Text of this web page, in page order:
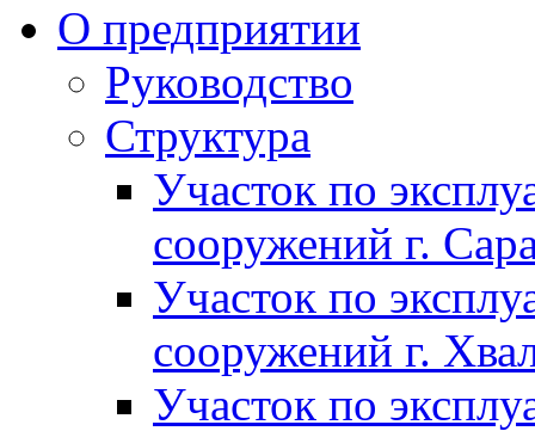
О предприятии
Руководство
Структура
Участок по
сооружений г.
Участок по
сооружений г.
Участок по